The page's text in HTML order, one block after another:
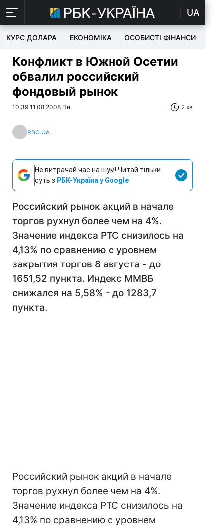
UA
КУРС ДОЛАРА ЕКОНОМІКА ОСОБИСТІ ФІНАНСИ
Конфликт в Южной Осетии
обвалил российский
фондовый рынок
10:39 11.08.2008 Пн 2 хв
RBC.UA
Не витрачай час на шум! Читай тільки
суть з РБК-Україна у Google
Российский рынок акций в начале
торгов рухнул более чем на 4%.
Значение индекса РТС снизилось на
4,13% по сравнению с уровнем
закрытия торгов 8 августа - до
1651,52 пункта. Индекс ММВБ
снижался на 5,58% - до 1283,7
пункта.
Российский рынок акций в начале
торгов рухнул более чем на 4%.
Значение индекса РТС снизилось на
4,13% по сравнению с уровнем